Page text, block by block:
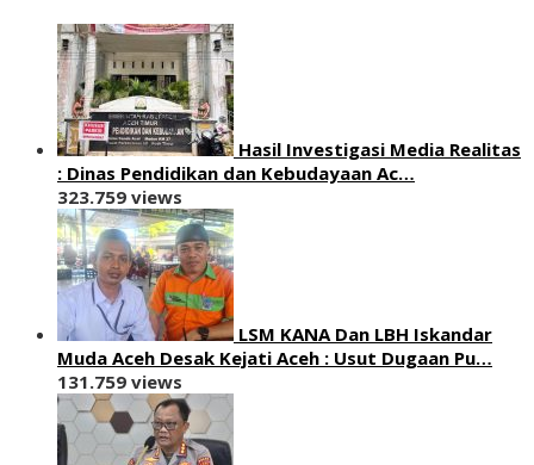
Hasil Investigasi Media Realitas
: ‎Dinas Pendidikan dan Kebudayaan Ac…
323.759 views
LSM KANA Dan LBH Iskandar
Muda Aceh Desak Kejati Aceh : Usut Dugaan Pu…
131.759 views